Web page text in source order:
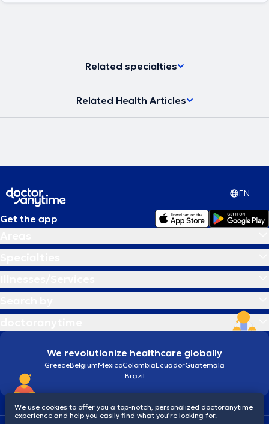
Related specialties
Related Health Articles
EN
Get the app
We revolutionize healthcare globally
GreeceBelgiumMexicoColombiaEcuadorGuatemala
Brazil
We use cookies to offer you a top-notch, personalized doctoranytime
experience and help you easily find what you’re looking for.